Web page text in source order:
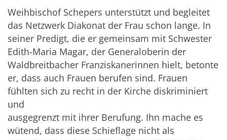
Weihbischof Schepers unterstützt und begleitet
das Netzwerk Diakonat der Frau schon lange. In
seiner Predigt, die er gemeinsam mit Schwester
Edith-Maria Magar, der Generaloberin der
Waldbreitbacher Franziskanerinnen hielt, betonte
er, dass auch Frauen berufen sind. Frauen
fühlten sich zu recht in der Kirche diskriminiert
und
ausgegrenzt mit ihrer Berufung. Ihn mache es
wütend, dass diese Schieflage nicht als